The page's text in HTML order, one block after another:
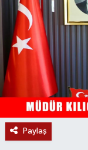
Paylaş
Muş
Hasköy
Korkut
Bulanık
Malazgirt